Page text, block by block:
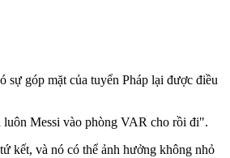
sự góp mặt của tuyển Pháp lại được điều
Messi vào phòng VAR cho rồi đi".
kết, và nó có thể ảnh hưởng không nhỏ